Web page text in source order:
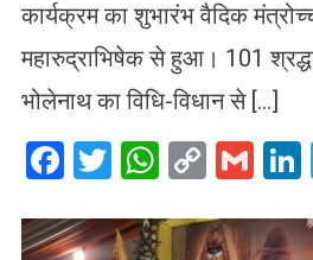
कार्यक्रम का शुभारंभ वैदिक
महारुद्राभिषेक से हुआ। 101
भोलेनाथ का विधि-विधान से […]
Facebook
TwitterCopy